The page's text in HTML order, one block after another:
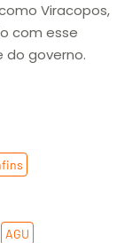
Viracopos,
com esse
governo.
AGU